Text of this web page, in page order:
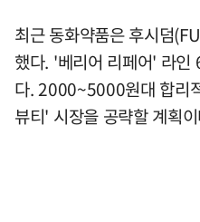
최근 동화약품은 후시덤
했다. '베리어 리페어' 라
다. 2000~5000원대 합리
뷰티' 시장을 공략할 계획